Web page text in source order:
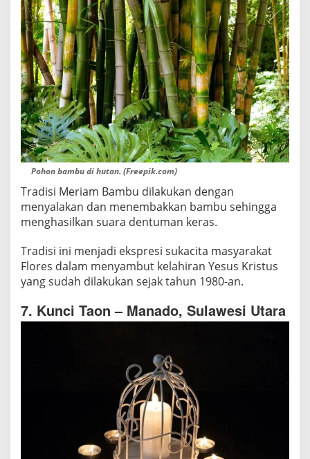
Pohon bambu di hutan. (Freepik.com)
Tradisi Meriam Bambu dilakukan dengan
menyalakan dan menembakkan bambu sehingga
menghasilkan suara dentuman keras.
Tradisi ini menjadi ekspresi sukacita masyarakat
Flores dalam menyambut kelahiran Yesus Kristus
yang sudah dilakukan sejak tahun 1980-an.
7. Kunci Taon – Manado, Sulawesi Utara